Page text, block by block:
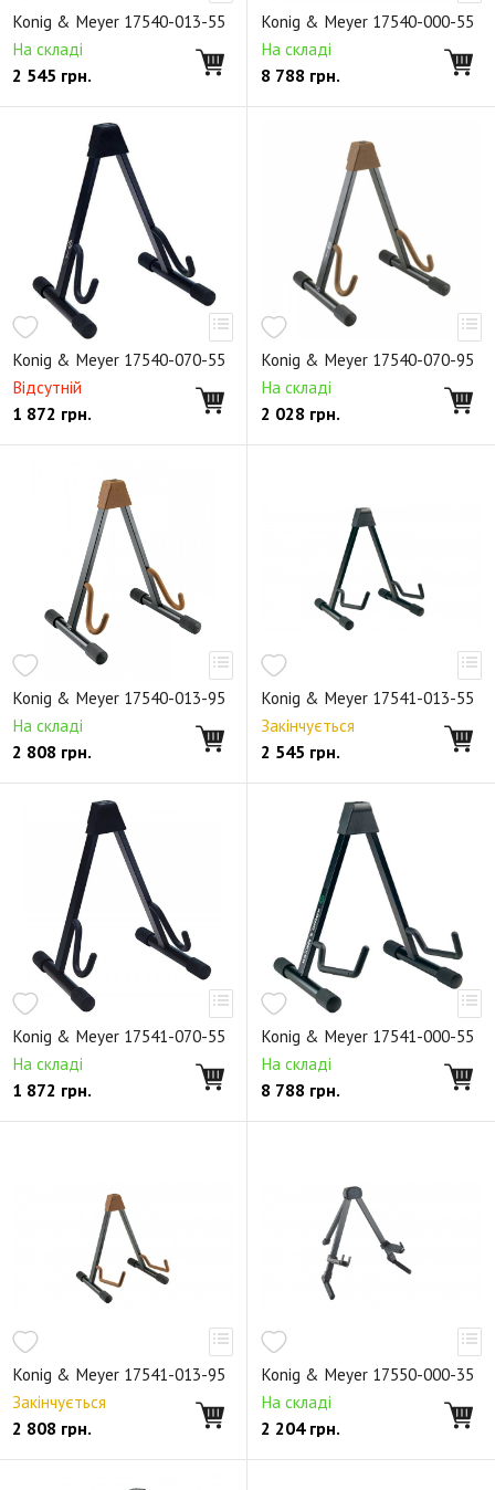
Клавишные стойки X-образные
Клавишные стойки П-образные
Клавишные стойки n-ярусные
Стойки для аккордеонов
Аксессуары для клавишные стоек
Светильники
Банкетки
Стулья для клавишных
Стулья для пианистов
Стулья для барабанщика
Стулья универсальные
Аксессуары для стульев
Складные пюпитры
Не складные пюпитры
Деревянные пюпитры
Раздвижные пюпитры
Дирижерские пюпитры
Звукоизоляционные пюпитры
Подставки для нот
Освещение для пюпитров
Аксессуары к пюпитрам
Подставки и стойки для гитар
Держатели для гитар
Подставки и держатели для струнных
Подставки и держатели для духовых
Подставки для ударных и перкуссии
Настроечный инструмент
Стойки для усилителей, микшеров и акустики
Держатели для наушников
19-дюймовое оборудование
Рэковые сетевые распределители
Стойки для акустики
Стойки для мониторов
Стойки-трубы для расширения
Настенные и потолочные кронштейны
Аксессуары для акустических стоек
Стойки для света
Аксессуары для световых приборов
Сценическое оборудование
Мультимедия-стойки
Настенные крепления
Держатели для телефонов и планшетов
Торговое оборудование
Запасные части
Снято с производства
Konig & Meyer 17540-013-55
На складі
2 545 грн.
Konig & Meyer 17540-000-55
На складі
8 788 грн.
Konig & Meyer 17540-070-55
Відсутній
1 872 грн.
Konig & Meyer 17540-070-95
На складі
2 028 грн.
Konig & Meyer 17540-013-95
На складі
2 808 грн.
Konig & Meyer 17541-013-55
Закінчується
2 545 грн.
Konig & Meyer 17541-070-55
На складі
1 872 грн.
Konig & Meyer 17541-000-55
На складі
8 788 грн.
Konig & Meyer 17541-013-95
Закінчується
2 808 грн.
Konig & Meyer 17550-000-35
На складі
2 204грн.